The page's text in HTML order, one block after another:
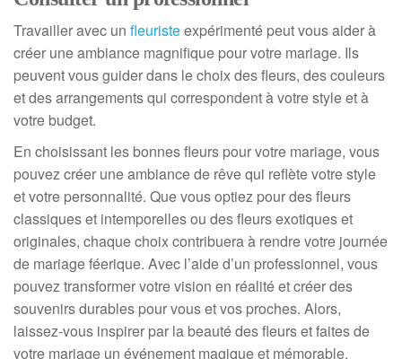
Travailler avec un fleuristeexpérimenté peut vous aider à
créer une ambiance magnifique pour votre mariage. Ils
peuvent vous guider dans le choix des fleurs, des couleurs
et des arrangements qui correspondent à votre style et à
votre budget.
En choisissant les bonnes fleurs pour votre mariage, vous
pouvez créer une ambiance de rêve qui reflète votre style
et votre personnalité. Que vous optiez pour des fleurs
classiques et intemporelles ou des fleurs exotiques et
originales, chaque choix contribuera à rendre votre journée
de mariage féerique. Avec l’aide d’un professionnel, vous
pouvez transformer votre vision en réalité et créer des
souvenirs durables pour vous et vos proches. Alors,
laissez-vous inspirer par la beauté des fleurs et faites de
votre mariage un événement magique et mémorable.